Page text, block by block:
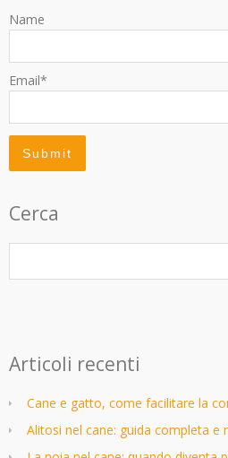
Name
Email*
Cerca
Articoli recenti
Cane e gatto, come facilitare la
Alitosi nel cane: guida completa e